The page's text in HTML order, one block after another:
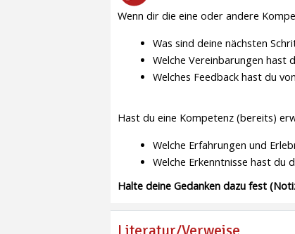
Wenn dir die eine oder andere
Was sind deine nächsten
Welche Vereinbarungen hast
Welches Feedback hast du
Hast du eine Kompetenz (bereits)
Welche Erfahrungen und
Welche Erkenntnisse hast du
Halte deine Gedanken dazu fest